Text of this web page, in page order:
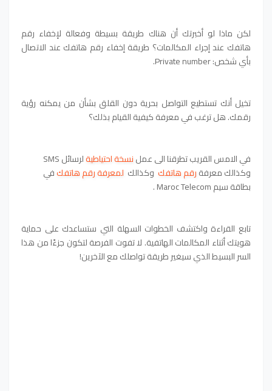
لكن ماذا لو أخبرتك أن هناك طريقة بسيطة وفعالة لإخفاء رقم
هاتفك عند إجراء المكالمات؟ طريقة إخفاء رقم هاتفك عند الاتصال
بأي شخص: Private number.
تخيل أنك تستطيع التواصل بحرية دون القلق بشأن من يمكنه رؤية
رقمك. هل ترغب في معرفة كيفية القيام بذلك؟
في الامس القريب تطرقنا الى عملنسخة احتياطية
وكذالك معرفةرقم هاتفك وكذالك لمعرفة رقم هاتفكفي
بطاقة سيم Maroc Telecom .
تابع القراءة واكتشف الخطوات السهلة التي ستساعدك على حماية
هويتك أثناء المكالمات الهاتفية. لا تفوت الفرصة لتكون جزءًا من هذا
السر البسيط الذي سيغير طريقة تواصلك مع الآخرين!